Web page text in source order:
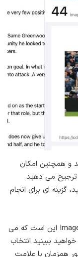
و همچنین امکان
ترجیح می دهید
گزینه ای برای انجام
یکی دیگر از ویژگی های جالب Image Downloader این است که می
ببینید انتخاب
همزمان با علامت